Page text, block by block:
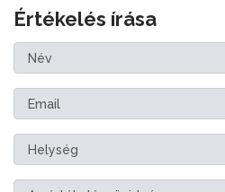
Értékelés írása